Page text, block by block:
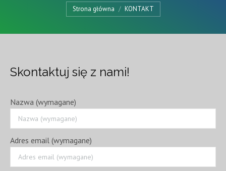
Strona główna KONTAKT
Skontaktuj się z nami!
Nazwa (wymagane)
Adres email (wymagane)